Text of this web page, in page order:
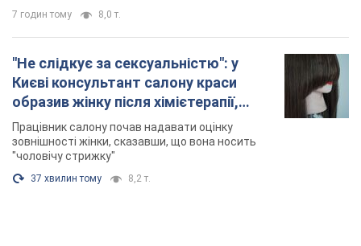
7 годин тому 8,0 т.
"Не слідкує за сексуальністю": у
Києві консультант салону краси
образив жінку після хімієтерапії,
розгорівся скандал. Фото
Працівник салону почав надавати оцінку
зовнішності жінки, сказавши, що вона носить
"чоловічу стрижку"
37 хвилин тому 8,2 т.